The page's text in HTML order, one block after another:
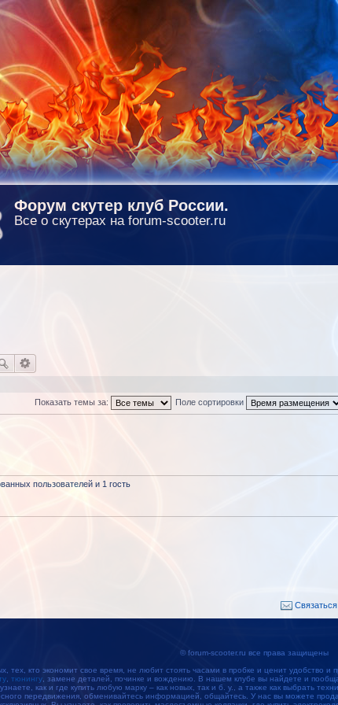
Форум скутер клуб России.
Все о скутерах на forum-scooter.ru
Показать темы за: Поле сортировки
пользователей и 1 гость
© forum-scooter.ru все права защищены
тех, кто экономит свое время, не любит стоять часами в пробке и ценит
, тюнингу, замене деталей, починке и вождению. В нашем клубе вы найдете и
как и где купить любую марку – как новых, так и б. у., а также как выбрать
передвижения, обменивайтесь информацией, общайтесь. У нас вы можете